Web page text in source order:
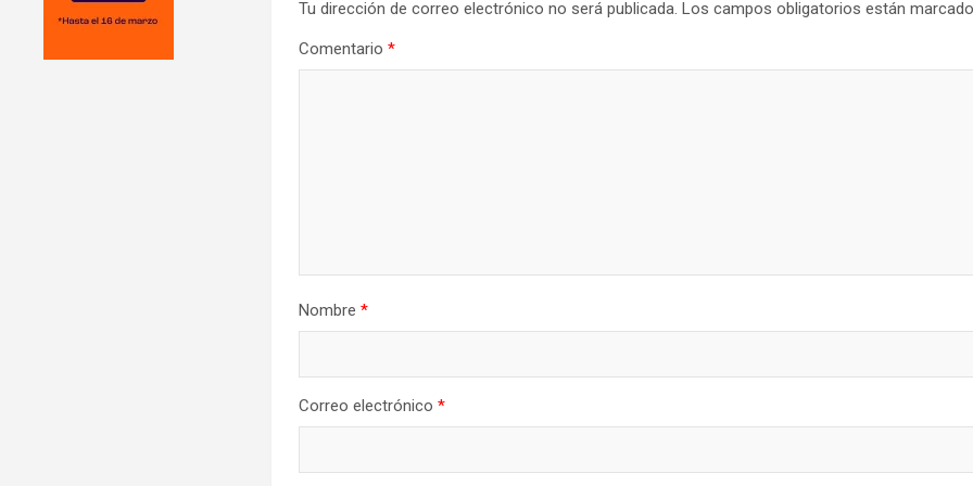
Tu dirección de correo electrónico no será publicada. Los campos obligatorios están
Comentario*
Nombre*
Correo electrónico*